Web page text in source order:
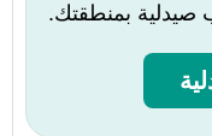
صيدلية بمنطقتك.